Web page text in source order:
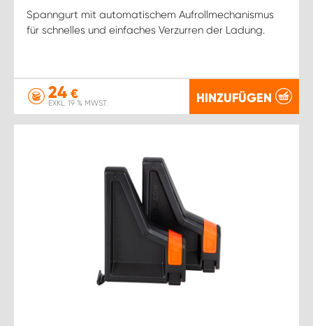
Spanngurt mit automatischem Aufrollmechanismus
für schnelles und einfaches Verzurren der Ladung.
24 €
EXKL. 19 % MWST. HINZUFÜGEN